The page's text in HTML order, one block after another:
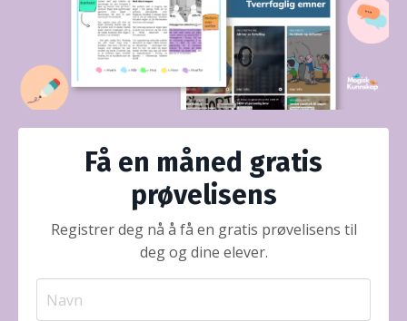
Få en måned gratis
prøvelisens
Registrer deg nå å få en gratis prøvelisens til
deg og dine elever.